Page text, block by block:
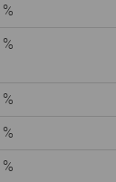
%
%
%
%
%